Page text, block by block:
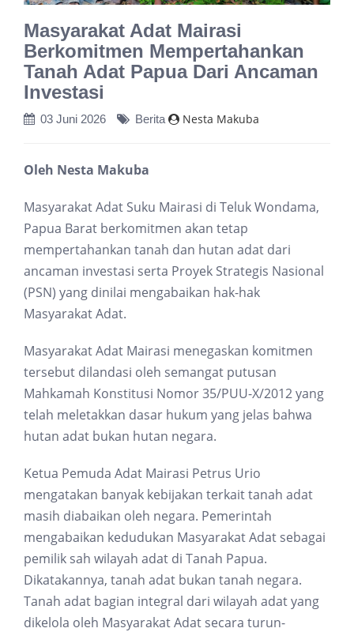
Masyarakat Adat Mairasi
Berkomitmen Mempertahankan
Tanah Adat Papua Dari Ancaman
Investasi
03 Juni 2026 Berita Nesta Makuba
Oleh Nesta Makuba
Masyarakat Adat Suku Mairasi di Teluk Wondama,
Papua Barat berkomitmen akan tetap
mempertahankan tanah dan hutan adat dari
ancaman investasi serta Proyek Strategis Nasional
(PSN) yang dinilai mengabaikan hak-hak
Masyarakat Adat.
Masyarakat Adat Mairasi menegaskan komitmen
tersebut dilandasi oleh semangat putusan
Mahkamah Konstitusi Nomor 35/PUU-X/2012 yang
telah meletakkan dasar hukum yang jelas bahwa
hutan adat bukan hutan negara.
Ketua Pemuda Adat Mairasi Petrus Urio
mengatakan banyak kebijakan terkait tanah adat
masih diabaikan oleh negara. Pemerintah
mengabaikan kedudukan Masyarakat Adat sebagai
pemilik sah wilayah adat di Tanah Papua.
Dikatakannya, tanah adat bukan tanah negara.
Tanah adat bagian integral dari wilayah adat yang
dikelola oleh Masyarakat Adat secara turun-